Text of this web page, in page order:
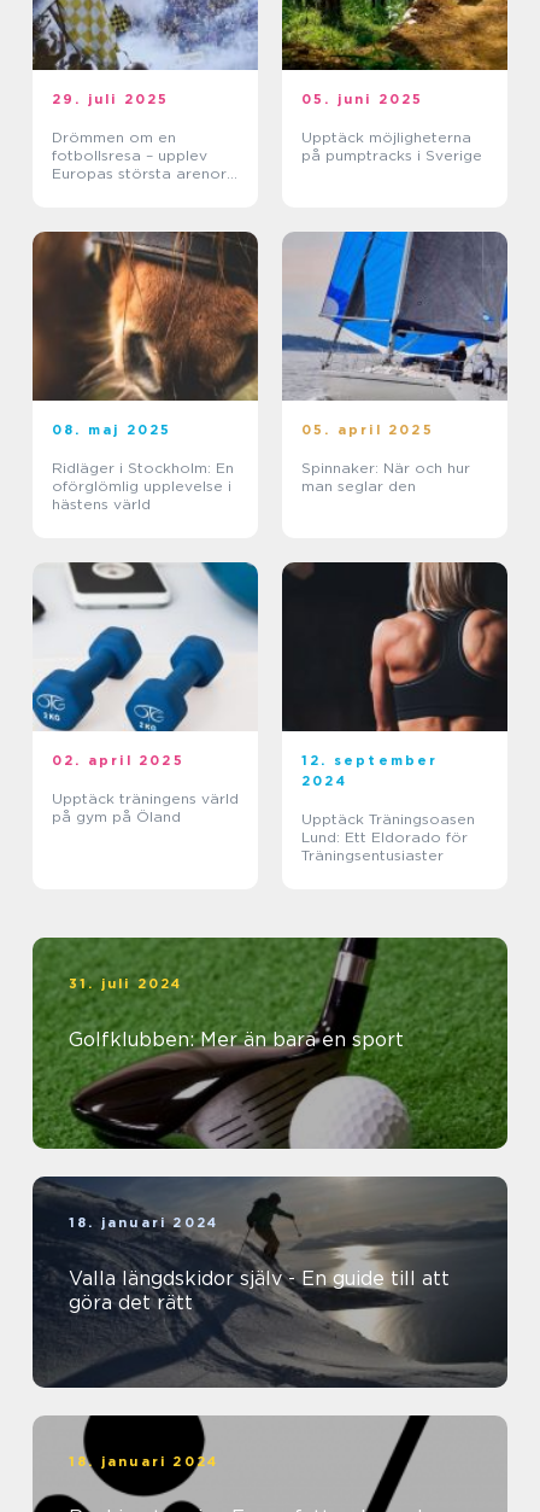
29. juli 2025
Drömmen om en
fotbollsresa – upplev
Europas största arenor
05. juni 2025
Upptäck möjligheterna
på pumptracks i Sverige
08. maj 2025
Ridläger i Stockholm: En
oförglömlig upplevelse i
hästens värld
05. april 2025
Spinnaker: När och hur
man seglar den
02. april 2025
Upptäck träningens värld
på gym på Öland
12. september
2024
Upptäck Träningsoasen
Lund: Ett Eldorado för
Träningsentusiaster
31. juli 2024
Golfklubben: Mer än bara en sport
18. januari 2024
Valla längdskidor själv - En guide till att
göra det rätt
18. januari 2024